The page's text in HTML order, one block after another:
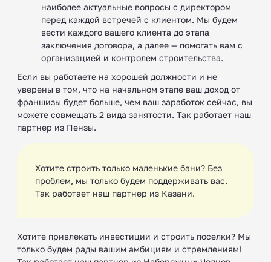
наиболее актуальные вопросы с директором
перед каждой встречей с клиентом. Мы будем
вести каждого вашего клиента до этапа
заключения договора, а далее — помогать вам с
организацией и контролем строительства.
Если вы работаете на хорошей должности и не
уверены в том, что на начальном этапе ваш доход от
франшизы будет больше, чем ваш заработок сейчас, вы
можете совмещать 2 вида занятости. Так работает наш
партнер из Пензы.
Хотите строить только маленькие бани? Без
проблем, мы только будем поддерживать вас.
Так работает наш партнер из Казани.
Хотите привлекать инвестиции и строить поселки? Мы
только будем рады вашим амбициям и стремлениям!